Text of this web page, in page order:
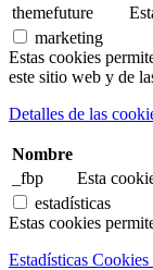
themefuture
marketing
Estas cookies
este sitio web y de
Detalles de las
Nombre
_fbp
Esta
estadísticas
Estas cookies
Estadísticas